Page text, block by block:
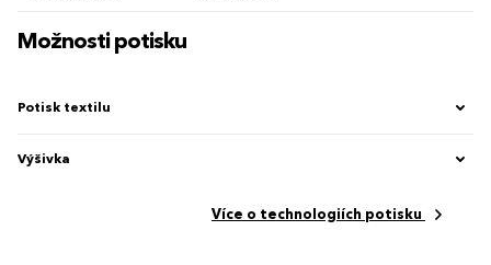
Možnosti potisku
Potisk textilu
Výšivka
Více o technologiích potisku